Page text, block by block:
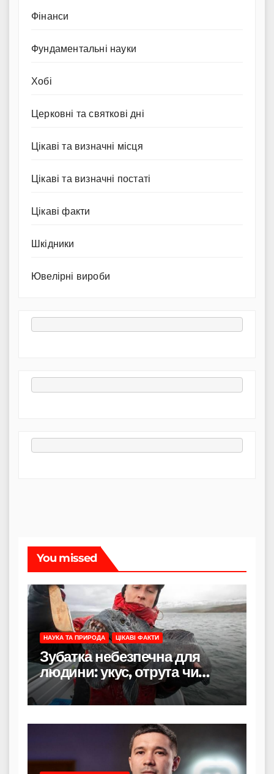
Фінанси
Фундаментальні науки
Хобі
Церковні та святкові дні
Цікаві та визначні місця
Цікаві та визначні постаті
Цікаві факти
Шкідники
Ювелірні вироби
You missed
НАУКА ТА ПРИРОДА ЦІКАВІ ФАКТИ
Зубатка небезпечна для
людини: укус, отрута чи
лише зовнішність